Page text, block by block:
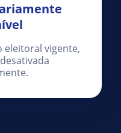
eleitoral vigente,